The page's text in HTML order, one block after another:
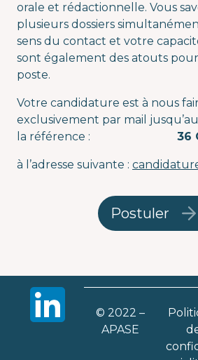
orale et rédactionnelle. Vous
plusieurs dossiers
sens du contact et votre
sont également des atouts pour
poste.
Votre candidature est à nous
exclusivement par mail
la référence : 36
à l’adresse suivante :
Postuler
© 2022 –
APASE